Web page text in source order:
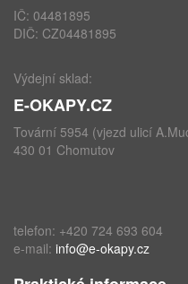
IČ: 04481895
DIČ: CZ04481895
Výdejní sklad:
E-OKAPY.CZ
Tovární 5954 (vjezd ulicí
430 01 Chomutov
telefon: +420 724 693 604
e-mail: info@e-okapy.cz